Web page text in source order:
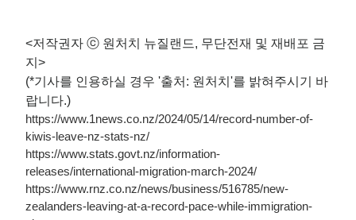
<저작권자 ⓒ 원처치 뉴질랜드, 무단전재 및 재배포 금
지>
(*기사를 인용하실 경우 '출처: 원처치'를 밝혀주시기 바
랍니다.)
https://www.1news.co.nz/2024/05/14/record-number-of-
kiwis-leave-nz-stats-nz/
https://www.stats.govt.nz/information-
releases/international-migration-march-2024/
https://www.rnz.co.nz/news/business/516785/new-
zealanders-leaving-at-a-record-pace-while-immigration-